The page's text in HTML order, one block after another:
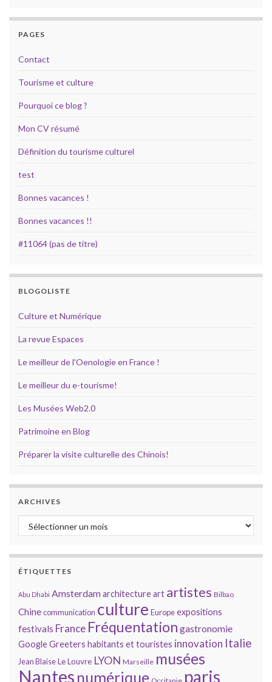
PAGES
Contact
Tourisme et culture
Pourquoi ce blog ?
Mon CV résumé
Définition du tourisme culturel
test
Bonnes vacances !
Bonnes vacances !!
#11064 (pas de titre)
BLOGOLISTE
Culture et Numérique
La revue Espaces
Le meilleur de l'Oenologie en France !
Le meilleur du e-tourisme!
Les Musées Web2.0
Patrimoine en Blog
Préparer la visite culturelle des Chinois!
ARCHIVES
Archives
ÉTIQUETTES
Abu Dhabi Amsterdamarchitectureart artistes Bilbao
Chinecommunication culture Europeexpositions
festivals France Fréquentation gastronomie
GoogleGreeters habitants et touristes innovation Italie
Jean BlaiseLe Louvre LYON Marseille musées
Nantes numérique paris